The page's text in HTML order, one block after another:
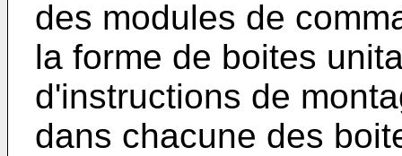
des modules de
la forme de boites
d'instructions de
dans chacune des